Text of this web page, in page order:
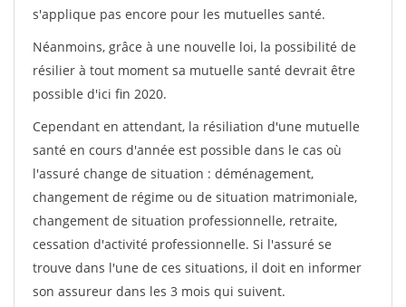
s'applique pas encore pour les mutuelles santé.
Néanmoins, grâce à une nouvelle loi, la possibilité de
résilier à tout moment sa mutuelle santé devrait être
possible d'ici fin 2020.
Cependant en attendant, la résiliation d'une mutuelle
santé en cours d'année est possible dans le cas où
l'assuré change de situation : déménagement,
changement de régime ou de situation matrimoniale,
changement de situation professionnelle, retraite,
cessation d'activité professionnelle. Si l'assuré se
trouve dans l'une de ces situations, il doit en informer
son assureur dans les 3 mois qui suivent.